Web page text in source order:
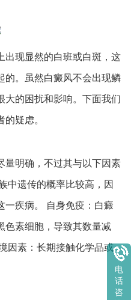
出现显然的白班或白斑，这
的。虽然白癜风不会出现鳞
大的困扰和影响。下面我们
疑虑。
量明确，不过其与以下因素
中遗传的概率比较高，因
一疾病。 自身免疫：白癜
色素细胞，导致其数量减
因素：长期接触化学品或
电
话
咨